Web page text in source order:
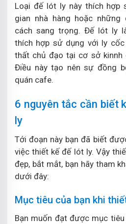
Loại đế lót ly này thích hợp
gian nhà hàng hoặc những
cách sang trọng. Đế lót ly
thích hợp sử dụng với ly
thất chủ đạo tại cơ sở kinnh
Điều này tạo nên sự đồng
quán cafe.
6 nguyên tắc cần biết
ly
Tới đoạn này bạn đã biết
việc thiết kế đế lót ly. Vậy
đẹp, bắt mắt, bạn hãy tham
dưới đây:
Mục tiêu của bạn khi
Bạn muốn đạt được mục